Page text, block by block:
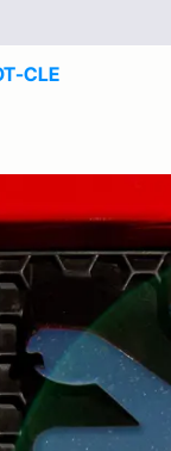
CLE